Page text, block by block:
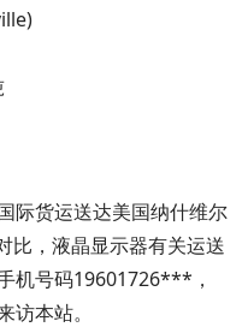
际货运送达美国纳什维尔
比，液晶显示器有关运送
机号码19601726***，
本站。